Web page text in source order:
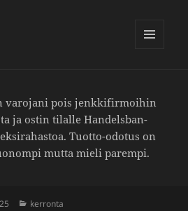
varo­jani pois jenk­ki­fir­moihin
ja ostin tilalle Handels­ban­
Tuotto-odotus on
mutta mieli parempi.
Kategoriat
kerronta